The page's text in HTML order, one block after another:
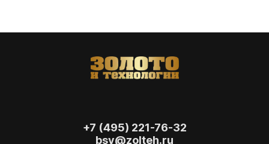
+7 (495) 221-76-32
bsv@zolteh.ru